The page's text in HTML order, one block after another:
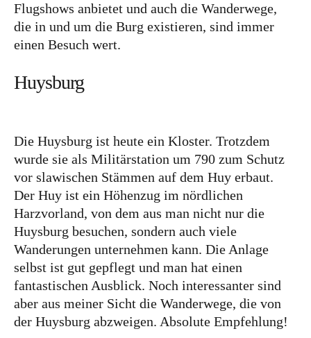
Flugshows anbietet und auch die Wanderwege,
die in und um die Burg existieren, sind immer
einen Besuch wert.
Huysburg
Die Huysburg ist heute ein Kloster. Trotzdem
wurde sie als Militärstation um 790 zum Schutz
vor slawischen Stämmen auf dem Huy erbaut.
Der Huy ist ein Höhenzug im nördlichen
Harzvorland, von dem aus man nicht nur die
Huysburg besuchen, sondern auch viele
Wanderungen unternehmen kann. Die Anlage
selbst ist gut gepflegt und man hat einen
fantastischen Ausblick. Noch interessanter sind
aber aus meiner Sicht die Wanderwege, die von
der Huysburg abzweigen. Absolute Empfehlung!